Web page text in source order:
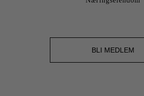
BLI MEDLEM